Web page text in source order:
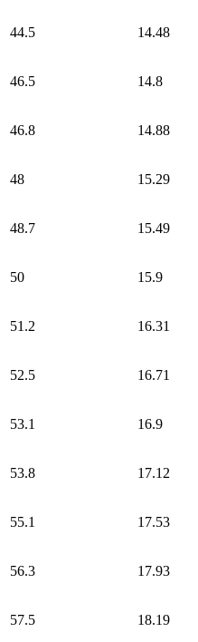
44.5 14.48
46.5 14.8
46.8 14.88
48 15.29
48.7 15.49
50 15.9
51.2 16.31
52.5 16.71
53.1 16.9
53.8 17.12
55.1 17.53
56.3 17.93
57.5 18.19